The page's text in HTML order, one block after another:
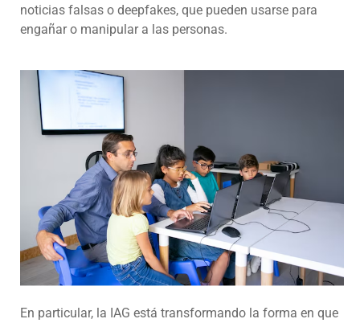
noticias falsas o deepfakes, que pueden usarse para
engañar o manipular a las personas.
En particular, la IAG está transformando la forma en que